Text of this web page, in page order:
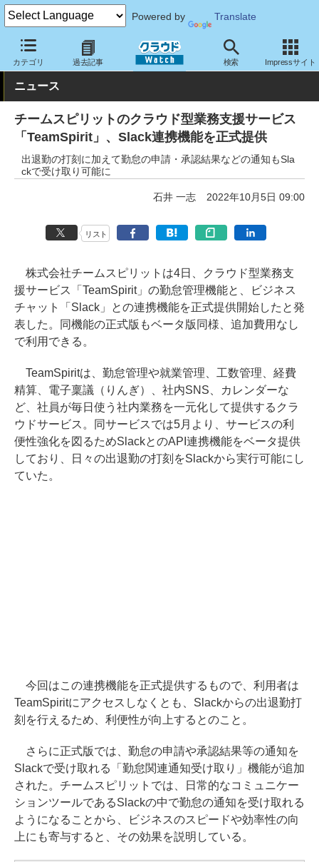
Powered by Translate
カテゴリ 過去記事 検索 Impressサイト
クラウド Watch サービス・ソフト サービス 業務関連
ニュース
チームスピリットのクラウド型業務支援サービス
「TeamSpirit」、Slack連携機能を正式提供
出退勤の打刻に加えて勤怠の申請・承認結果などの通知もSla
ckで受け取り可能に
石井 一志 2022年10月5日 09:00
リスト
株式会社チームスピリットは4日、クラウド型業務支
援サービス「TeamSpirit」の勤怠管理機能と、ビジネス
チャット「Slack」との連携機能を正式提供開始したと発
表した。同機能の正式版もベータ版同様、追加費用なし
で利用できる。
TeamSpiritは、勤怠管理や就業管理、工数管理、経費
精算、電子稟議（りんぎ）、社内SNS、カレンダーな
ど、社員が毎日使う社内業務を一元化して提供するクラ
ウドサービス。同サービスでは5月より、サービスの利
便性強化を図るためSlackとのAPI連携機能をベータ提供
しており、日々の出退勤の打刻をSlackから実行可能にし
ていた。
今回はこの連携機能を正式提供するもので、利用者は
TeamSpiritにアクセスしなくとも、Slackからの出退勤打
刻を行えるため、利便性が向上するとのこと。
さらに正式版では、勤怠の申請や承認結果等の通知を
Slackで受け取れる「勤怠関連通知受け取り」機能が追加
された。チームスピリットでは、日常的なコミュニケー
ションツールであるSlackの中で勤怠の通知を受け取れる
ようになることから、ビジネスのスピードや効率性の向
上にも寄与すると、その効果を説明している。